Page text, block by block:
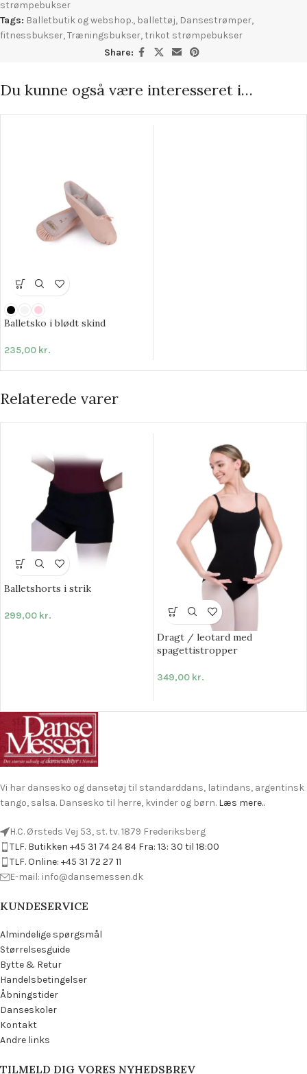
strømpebukser
Tags: Balletbutik og webshop., ballettøj, Dansestrømper,
fitnessbukser,Træningsbukser,trikot strømpebukser
Share:
Du kunne også være interesseret i…
Balletsko i blødt skind
235,00 kr.
Relaterede varer
Balletshorts i strik
299,00 kr.
Dragt / leotard med
spagettistropper
349,00 kr.
Vi har dansesko og dansetøj til standarddans, latindans, argentinsk
tango, salsa. Dansesko til herre, kvinder og børn. Læs mere..
H.C. Ørsteds Vej 53, st. tv. 1879 Frederiksberg
TLF. Butikken +45 31 74 24 84 Fra: 13: 30 til 18:00
TLF. Online: +45 31 72 27 11
E-mail: info@dansemessen.dk
KUNDESERVICE
Almindelige spørgsmål
Størrelsesguide
Bytte & Retur
Handelsbetingelser
Åbningstider
Danseskoler
Kontakt
Andre links
TILMELD DIG VORES NYHEDSBREV